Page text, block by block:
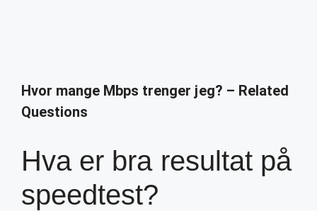
Hvor mange Mbps trenger jeg? – Related
Questions
Hva er bra resultat på
speedtest?